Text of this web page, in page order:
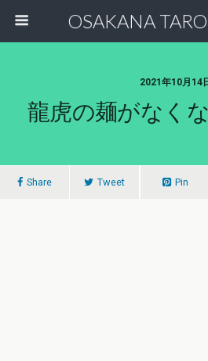
OSAKANA
2021年10月14
龍虎の麺がなく
Share Tweet Pin